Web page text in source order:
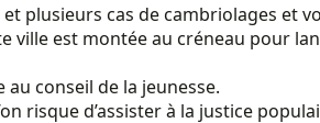
plusieurs cas de cambriolages et
ville est montée au créneau pour
au conseil de la jeunesse.
risque d’assister à la justice